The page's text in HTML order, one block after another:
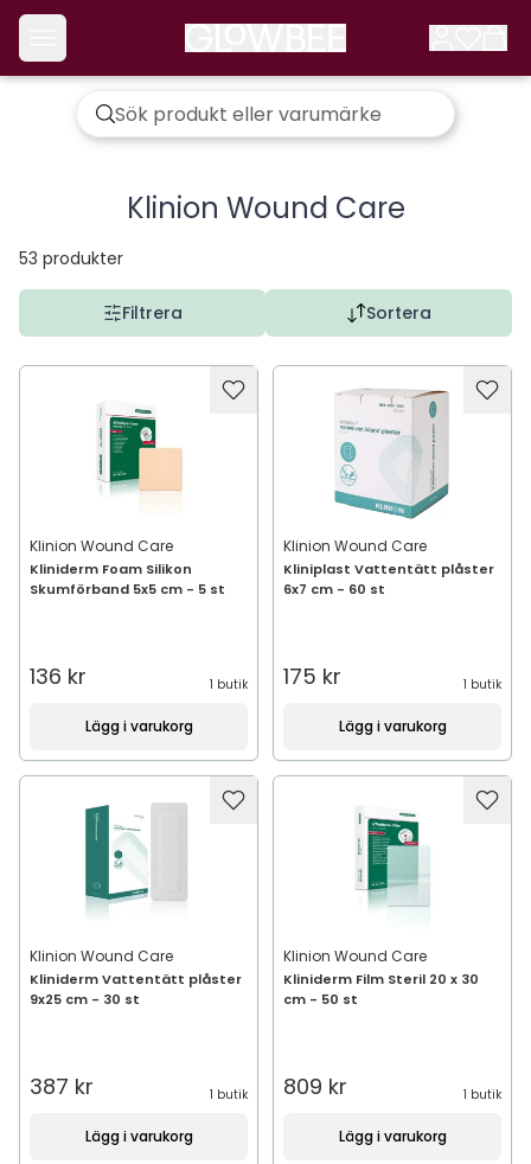
Klinion Wound Care
53 produkter
Filtrera Sortera
Klinion Wound Care
Kliniderm Foam Silikon
Skumförband 5x5 cm - 5 st
136 kr 1 butik
Lägg i varukorg
Klinion Wound Care
Kliniplast Vattentätt plåster
6x7 cm - 60 st
175 kr 1 butik
Lägg i varukorg
Klinion Wound Care
Kliniderm Vattentätt plåster
9x25 cm - 30 st
387 kr 1 butik
Lägg i varukorg
Klinion Wound Care
Kliniderm Film Steril 20 x 30
cm - 50 st
809 kr 1 butik
Lägg i varukorg